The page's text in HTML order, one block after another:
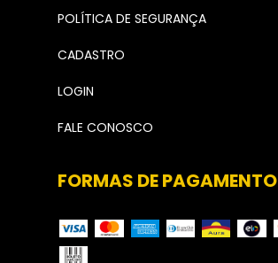
POLÍTICA DE SEGURANÇA
CADASTRO
LOGIN
FALE CONOSCO
FORMAS DE PAGAMENTO